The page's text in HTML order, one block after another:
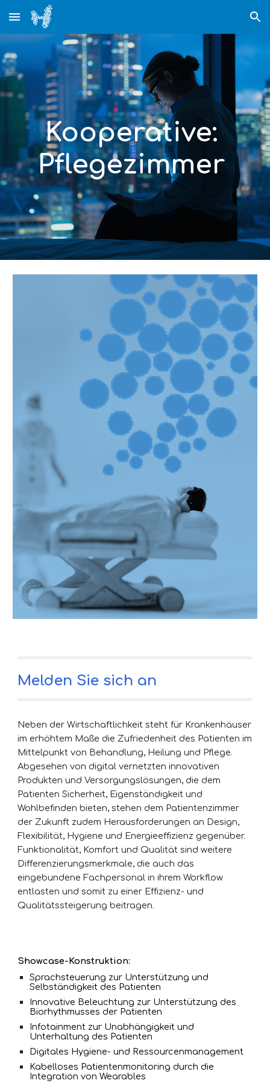
Skip to main content Skip to navigation
Kooperative:
Pflegezimmer
Melden Sie sich an
Neben der Wirtschaftlichkeit steht für Krankenhäuser
im erhöhtem Maße die Zufriedenheit des Patienten im
Mittelpunkt von Behandlung, Heilung und Pflege.
Abgesehen von digital vernetzten innovativen
Produkten und Versorgungslösungen, die dem
Patienten Sicherheit, Eigenständigkeit und
Wohlbefinden bieten, stehen dem Patientenzimmer
der Zukunft zudem Herausforderungen an Design,
Flexibilität, Hygiene und Energieeffizienz gegenüber.
Funktionalität, Komfort und Qualität sind weitere
Differenzierungsmerkmale, die auch das
eingebundene Fachpersonal in ihrem Workflow
entlasten und somit zu einer Effizienz- und
Qualitätssteigerung beitragen.
Showcase-Konstruktion:
Sprachsteuerung zur Unterstützung und
Selbständigkeit des Patienten
Innovative Beleuchtung zur Unterstützung des
Biorhythmusses der Patienten
Infotainment zur Unabhängigkeit und
Unterhaltung des Patienten
Digitales Hygiene- und Ressourcenmanagement
Kabelloses Patientenmonitoring durch die
Integration von Wearables